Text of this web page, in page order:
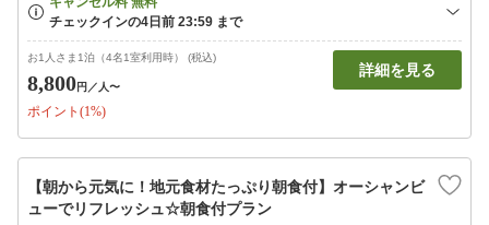
お1人さま1泊（4名1室利用時） (税込)
8,800円 ／人〜
ポイント(1%)
詳細を見る
【朝から元気に！地元食材たっぷり朝食付】オーシャンビ
ューでリフレッシュ☆朝食付プラン